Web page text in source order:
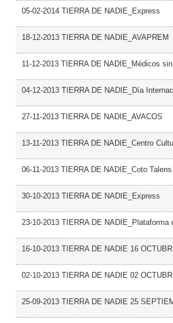
05-02-2014 TIERRA DE NADIE_Express
18-12-2013 TIERRA DE NADIE_AVAPREM
11-12-2013 TIERRA DE NADIE_Médicos
04-12-2013 TIERRA DE NADIE_Día
27-11-2013 TIERRA DE NADIE_AVACOS
13-11-2013 TIERRA DE NADIE_Centro
06-11-2013 TIERRA DE NADIE_Coto Talens
30-10-2013 TIERRA DE NADIE_Express
23-10-2013 TIERRA DE
16-10-2013 TIERRA DE NADIE 16
02-10-2013 TIERRA DE NADIE 02
25-09-2013 TIERRA DE NADIE 25